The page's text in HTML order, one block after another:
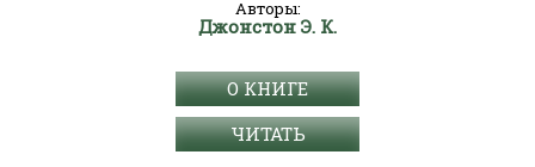
Авторы:
Джонстон Э. К.
О КНИГЕ
ЧИТАТЬ